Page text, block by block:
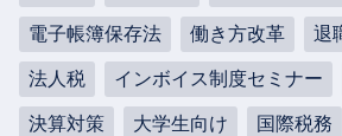
電子帳簿保存法 働き方改革 退
法人税 インボイス制度セミナー
決算対策 大学生向け 国際税務